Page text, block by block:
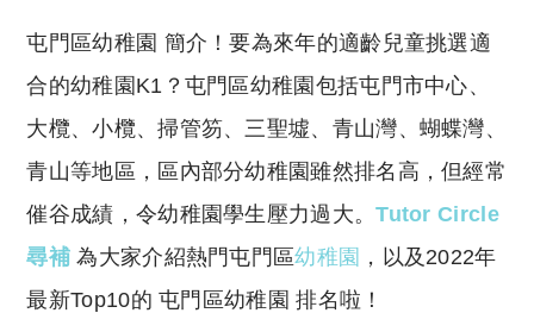
p
y
Li
n
k
at
s
A
p
p
屯門區幼稚園 簡介！要為來年的適齡兒童挑選適
合的幼稚園K1？屯門區幼稚園包括屯門市中心、
大欖、小欖、掃管笏、三聖墟、青山灣、蝴蝶灣、
青山等地區，區內部分幼稚園雖然排名高，但經常
催谷成績，令幼稚園學生壓力過大。Tutor Circle
尋補 為大家介紹熱門屯門區幼稚園 ，以及2022年
最新Top10的 屯門區幼稚園 排名啦！